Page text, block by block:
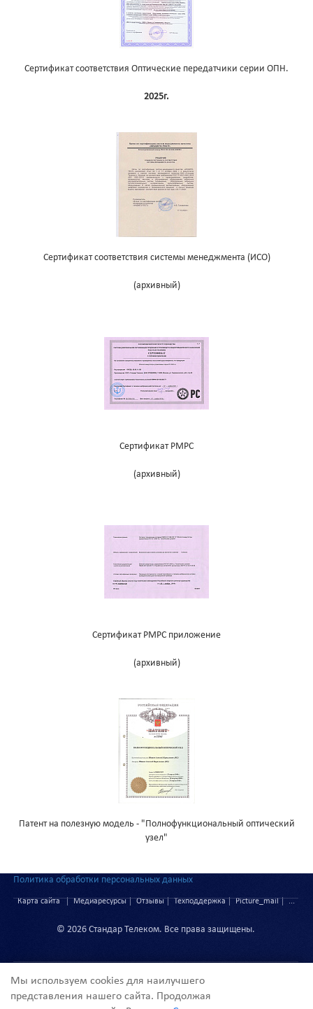
Сертификат соответствия Оптические передатчики серии ОПН.
2025г.
Сертификат соответствия системы менеджмента (ИСО)
(архивный)
Сертификат РМРС
(архивный)
Сертификат РМРС приложение
(архивный)
Патент на полезную модель - "Полнофункциональный оптический
узел"
© 2026 Стандар Телеком. Все права защищены.
Политика обработки персональных данных
Карта сайта Медиаресурсы Отзывы Техподдержка Picture_mail ...
Мы используем cookies для наилучшего
представления нашего сайта. Продолжая